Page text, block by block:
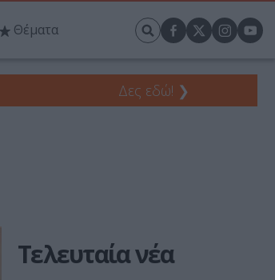
Θέματα
Δες εδώ! ❯
Τελευταία νέα